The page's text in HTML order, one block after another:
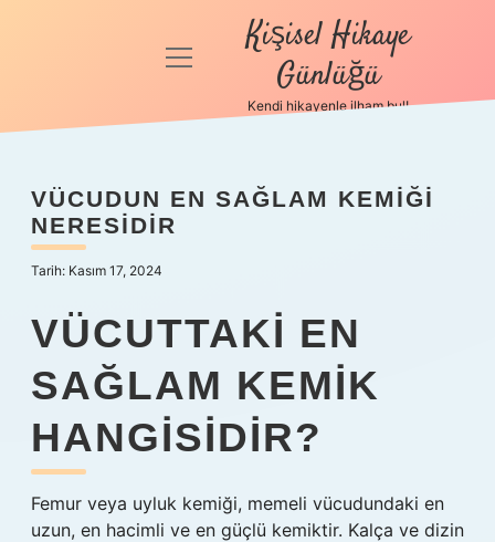
Anasayfa
Politikası
Yasal Uyarı
menüyü
Kişisel Hikaye
Günlüğü
Kendi hikayenle ilham bul!
VÜCUDUN EN SAĞLAM KEMIĞI
NERESIDIR
Tarih: Kasım 17, 2024
VÜCUTTAKI EN
SAĞLAM KEMIK
HANGISIDIR?
Femur veya uyluk kemiği, memeli vücudundaki en
uzun, en hacimli ve en güçlü kemiktir. Kalça ve dizin